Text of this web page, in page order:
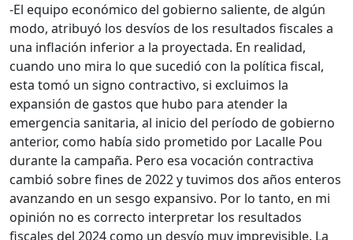
-El equipo económico del gobierno saliente, de algún
modo, atribuyó los desvíos de los resultados fiscales a
una inflación inferior a la proyectada. En realidad,
cuando uno mira lo que sucedió con la política fiscal,
esta tomó un signo contractivo, si excluimos la
expansión de gastos que hubo para atender la
emergencia sanitaria, al inicio del período de gobierno
anterior, como había sido prometido por Lacalle Pou
durante la campaña. Pero esa vocación contractiva
cambió sobre fines de 2022 y tuvimos dos años enteros
avanzando en un sesgo expansivo. Por lo tanto, en mi
opinión no es correcto interpretar los resultados
fiscales del 2024 como un desvío muy imprevisible. La